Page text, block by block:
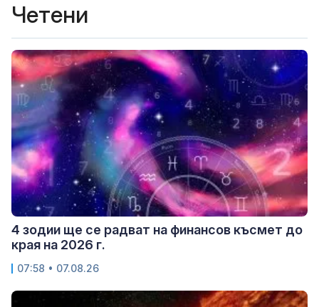
Четени
4 зодии ще се радват на финансов късмет до
края на 2026 г.
07:58 • 07.08.26